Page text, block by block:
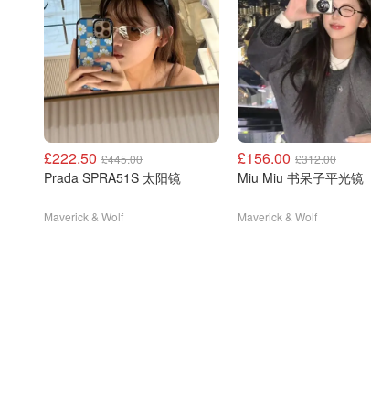
£222.50 £445.00
Prada SPRA51S 太阳镜
Maverick & Wolf
£156.00 £312.00
Miu Miu 书呆子平光镜
Maverick & Wolf